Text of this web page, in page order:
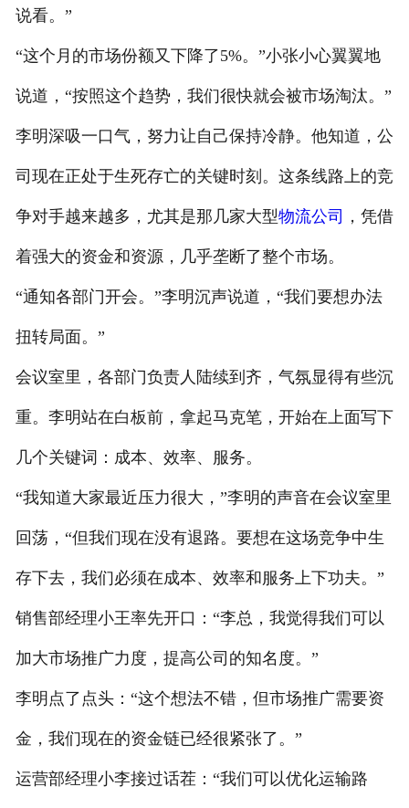
说看。”
“这个月的市场份额又下降了5%。”小张小心翼翼地
说道，“按照这个趋势，我们很快就会被市场淘汰。”
李明深吸一口气，努力让自己保持冷静。他知道，公
司现在正处于生死存亡的关键时刻。这条线路上的竞
争对手越来越多，尤其是那几家大型物流公司 ，凭借
着强大的资金和资源，几乎垄断了整个市场。
“通知各部门开会。”李明沉声说道，“我们要想办法
扭转局面。”
会议室里，各部门负责人陆续到齐，气氛显得有些沉
重。李明站在白板前，拿起马克笔，开始在上面写下
几个关键词：成本、效率、服务。
“我知道大家最近压力很大，”李明的声音在会议室里
回荡，“但我们现在没有退路。要想在这场竞争中生
存下去，我们必须在成本、效率和服务上下功夫。”
销售部经理小王率先开口：“李总，我觉得我们可以
加大市场推广力度，提高公司的知名度。”
李明点了点头：“这个想法不错，但市场推广需要资
金，我们现在的资金链已经很紧张了。”
运营部经理小李接过话茬：“我们可以优化运输路